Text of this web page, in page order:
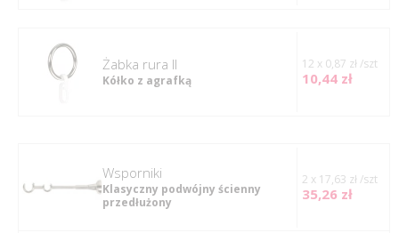
Żabka rura II
Kółko z agrafką
12 x 0,87 zł /szt
10,44 zł
Wsporniki
Klasyczny podwójny ścienny
przedłużony
2 x 17,63 zł /szt
35,26 zł